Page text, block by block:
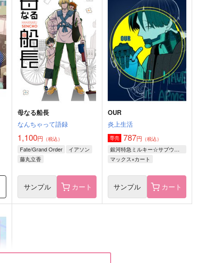
母なる船長
なんちゃって語録
1,100円 （税込）
Fate/Grand Order
イアソン
藤丸立香
サンプル カート
OUR
炎上生活
専売 787円 （税込）
銀河特急ミルキー☆サブウェイ
マックス×カート
サンプル カート